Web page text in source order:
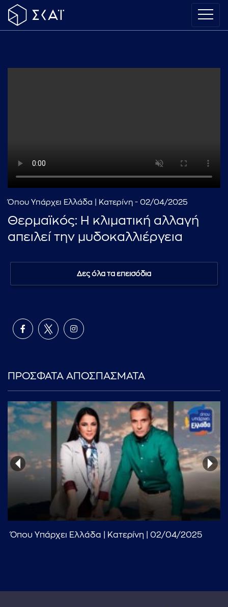
Όπου Υπάρχει Ελλάδα | Κατερίνη - 02/04/2025
Θερμαϊκός: Η κλιματική αλλαγή
απειλεί την μυδοκαλλιέργεια
Δες όλα τα επεισόδια
ΠΡΟΣΦΑΤΑ ΑΠΟΣΠΑΣΜΑΤΑ
Όπου Υπάρχει Ελλάδα | Κατερίνη | 02/04/2025